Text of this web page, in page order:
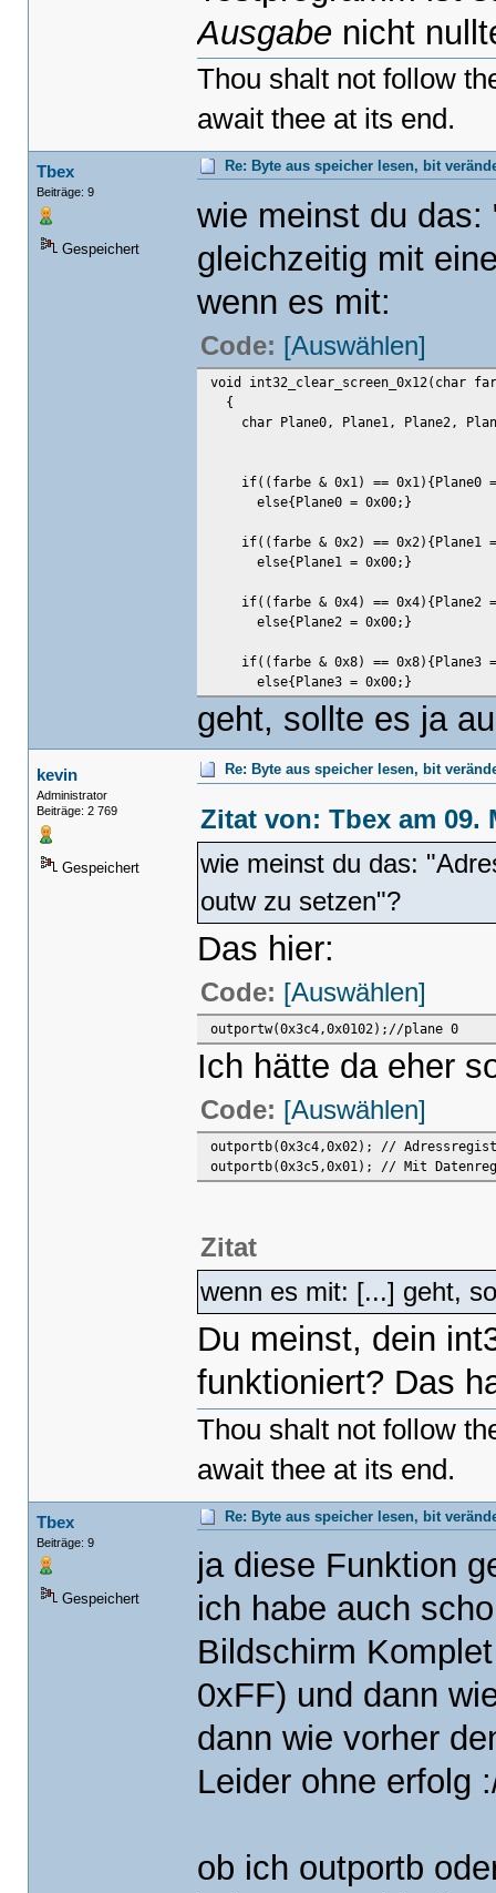
Ausgabe nicht
Thou shalt not follow
await thee at its end.
Tbex
Beiträge: 9
Gespeichert
Re: Byte aus speicher lesen, bit
wie meinst du das:
gleichzeitig mit
wenn es mit:
Code: [Auswählen]
void int32_clear_screen_0x12(char
{
char Plane0, Plane1, Plane2,
if((farbe & 0x1) == 0x1){Plane0 =
else{Plane0 = 0x00;}
if((farbe & 0x2) == 0x2){Plane1 =
else{Plane1 = 0x00;}
if((farbe & 0x4) == 0x4){Plane2 =
else{Plane2 = 0x00;}
if((farbe & 0x8) == 0x8){Plane3 =
else{Plane3 = 0x00;}
outportw(0x3CE,0x0005);//setup
outportw(0x3c4,0x0102);//
k_memset((char*)
outportw(0x3c4,0x0202);//
outportw(0x3c4,0x0402);//
k_memset((char*)
outportw(0x3c4,0x0802);//
outportw(0x3c4,0x0F02);//
}
geht, sollte es ja
kevin
Administrator
Beiträge: 2 769
Gespeichert
Re: Byte aus speicher lesen, bit
Zitat von: Tbex am 09.
wie meinst du das:
outw zu setzen"?
Das hier:
Code: [Auswählen]
outportw(0x3c4,0x0102);//plane 0
Ich hätte da eher
Code: [Auswählen]
outportb(0x3c4,0x02); //
outportb(0x3c5,0x01); // Mit
Zitat
wenn es mit: [...] geht,
Du meinst, dein
funktioniert? Das
Thou shalt not follow
await thee at its end.
Tbex
Beiträge: 9
Gespeichert
Re: Byte aus speicher lesen, bit
ja diese Funktion
ich habe auch
Bildschirm
0xFF) und dann
dann wie vorher
Leider ohne erfolg
ob ich outportb